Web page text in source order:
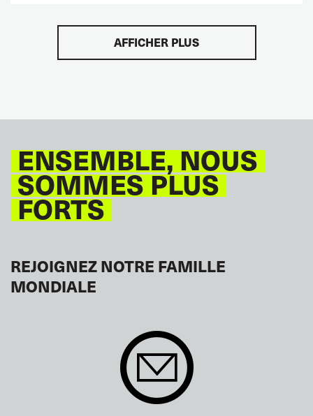
AFFICHER PLUS
ENSEMBLE, NOUS
SOMMES PLUS
FORTS
REJOIGNEZ NOTRE FAMILLE
MONDIALE